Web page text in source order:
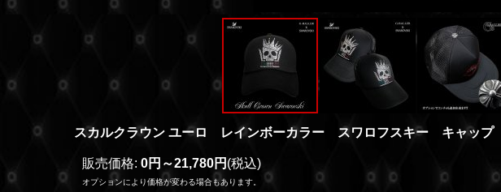
スカルクラウン ユーロ レインボーカラー スワロフスキー キャップ
販売価格: 0円～21,780円 (税込)
オプションにより価格が変わる場合もあります。